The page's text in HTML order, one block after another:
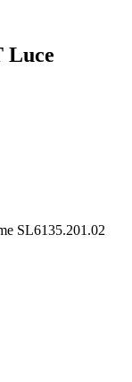
Luce
SL6135.201.02